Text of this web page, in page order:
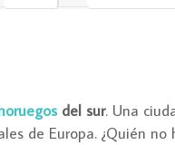
del sur. Una
de Europa. ¿Quién no